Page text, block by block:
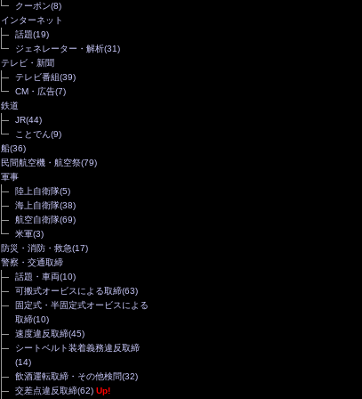
クーポン(8)
インターネット
話題(19)
ジェネレーター・解析(31)
テレビ・新聞
テレビ番組(39)
CM・広告(7)
鉄道
JR(44)
ことでん(9)
船(36)
民間航空機・航空祭(79)
軍事
陸上自衛隊(5)
海上自衛隊(38)
航空自衛隊(69)
米軍(3)
防災・消防・救急(17)
警察・交通取締
話題・車両(10)
可搬式オービスによる取締(63)
固定式・半固定式オービスによる
取締(10)
速度違反取締(45)
シートベルト装着義務違反取締
(14)
飲酒運転取締・その他検問(32)
交差点違反取締(62) Up!